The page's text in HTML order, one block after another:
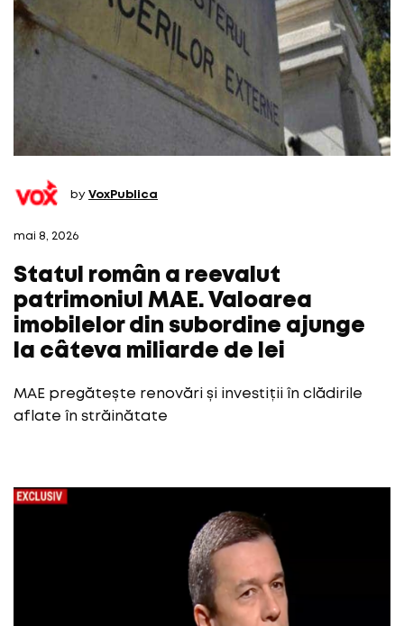
by VoxPublica
mai 8, 2026
Statul român a reevalut
patrimoniul MAE. Valoarea
imobilelor din subordine ajunge
la câteva miliarde de lei
MAE pregătește renovări și investiții în clădirile
aflate în străinătate